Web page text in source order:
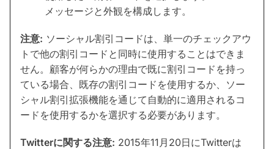
メッセージと外観を構成します。
注意: ソーシャル割引コードは、単一のチェックアウ
トで他の割引コードと同時に使用することはできま
せん。顧客が何らかの理由で既に割引コードを持っ
ている場合、既存の割引コードを使用するか、ソー
シャル割引拡張機能を通じて自動的に適用されるコ
ードを使用するかを選択する必要があります。
Twitterに関する注意: 2015年11月20日にTwitterは